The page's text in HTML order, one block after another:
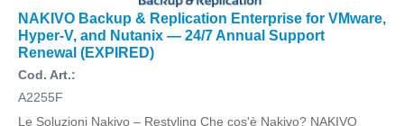
NAKIVO Backup & Replication Enterprise for VMware,
Hyper-V, and Nutanix — 24/7 Annual Support
Renewal (EXPIRED)
Cod. Art.:
A2255F
Le Soluzioni Nakivo – Restyling Che cos'è Nakivo? NAKIVO